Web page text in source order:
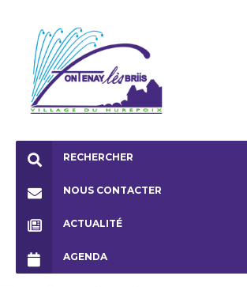
RECHERCHER
NOUS CONTACTER
ACTUALITÉ
AGENDA